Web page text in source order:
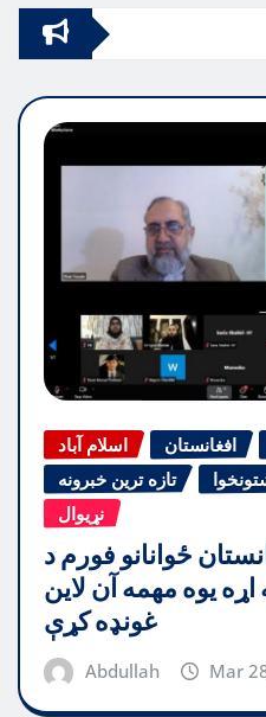
اسلام آباد افغانستان
تازه ترین خبرونه
نړیوال
ځوانانو فورم د
یوه مهمه آن لاین
غونډه کړې
Abdullah Mar